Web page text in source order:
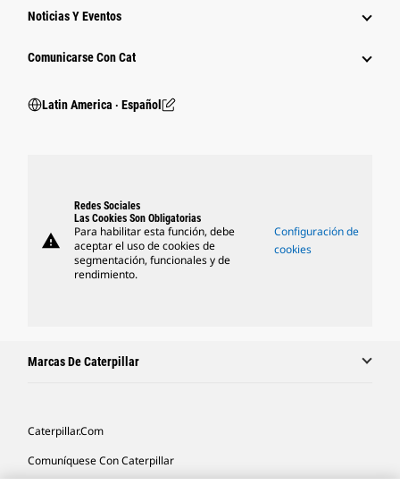
Noticias Y Eventos
Comunicarse Con Cat
Latin America ‧ Español
warning
Redes Sociales
Las Cookies Son Obligatorias
Para habilitar esta función, debe
aceptar el uso de cookies de
segmentación, funcionales y de
rendimiento.
Configuración de
cookies
Marcas De Caterpillar
Caterpillar.com
Comuníquese Con Caterpillar